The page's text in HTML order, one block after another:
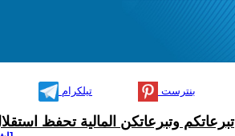
تيلكرام بنترست
تبرعاتكم وتبرعاتكن المالية تحفظ